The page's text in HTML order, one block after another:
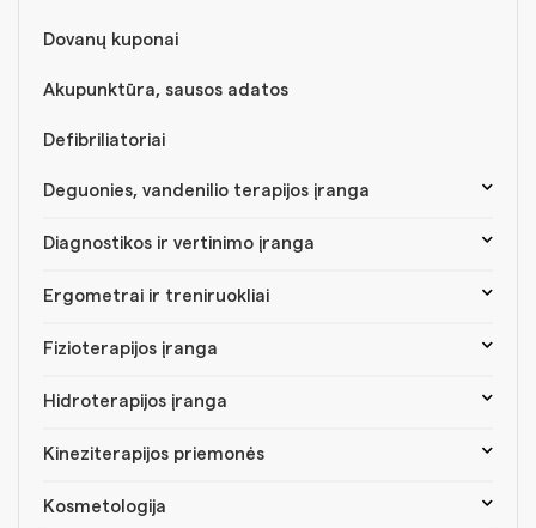
Dovanų kuponai
Akupunktūra, sausos adatos
Defibriliatoriai
Deguonies, vandenilio terapijos įranga
Diagnostikos ir vertinimo įranga
Ergometrai ir treniruokliai
Fizioterapijos įranga
Hidroterapijos įranga
Kineziterapijos priemonės
Kosmetologija